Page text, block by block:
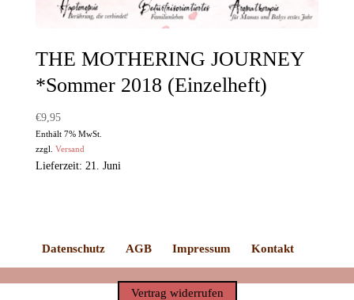
THE MOTHERING JOURNEY
*Sommer 2018 (Einzelheft)
€9,95
Enthält 7% MwSt.
zzgl. Versand
Lieferzeit: 21. Juni
Datenschutz AGB Impressum Kontakt
Vertrag widerrufen